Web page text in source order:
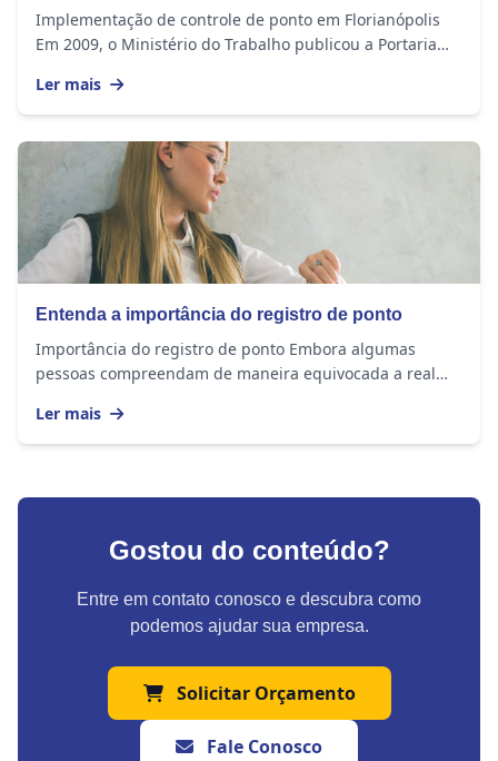
Implementação de controle de ponto em Florianópolis
Em 2009, o Ministério do Trabalho publicou a Portaria
Ler mais
Entenda a importância do registro de ponto
Importância do registro de ponto Embora algumas
pessoas compreendam de maneira equivocada a real
Ler mais
Gostou do conteúdo?
Entre em contato conosco e descubra como
podemos ajudar sua empresa.
Solicitar Orçamento
Fale Conosco